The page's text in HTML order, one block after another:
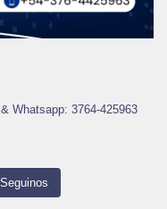
Whatsapp: 3764-425963
Seguinos